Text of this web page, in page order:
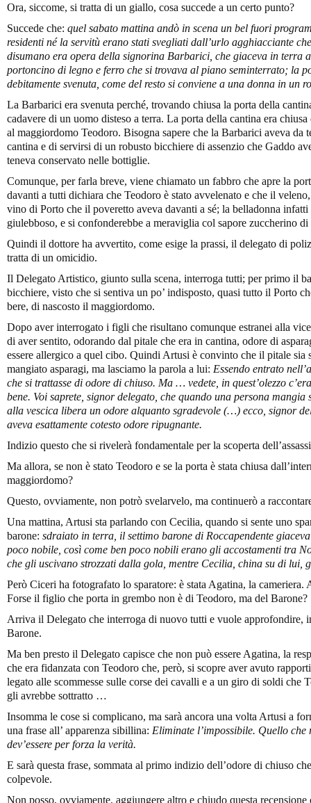
Ora, siccome, si tratta di un giallo, cosa succede a un certo punto?
Succede che: quel sabato mattina andò in scena un bel fuori
residenti né la servitù erano stati svegliati dall’urlo agghiacciante
disumano era opera della signorina Barbarici, che giaceva in terra
portoncino di legno e ferro che si trovava al piano seminterrato; la
debitamente svenuta, come del resto si conviene a una donna in un
La Barbarici era svenuta perché, trovando chiusa la porta della
cadavere di un uomo disteso a terra. La porta della cantina era
al maggiordomo Teodoro. Bisogna sapere che la Barbarici aveva da
cantina e di servirsi di un robusto bicchiere di assenzio che Gaddo
teneva conservato nelle bottiglie.
Comunque, per farla breve, viene chiamato un fabbro che apre la
davanti a tutti dichiara che Teodoro è stato avvelenato e che il
vino di Porto che il poveretto aveva davanti a sé; la belladonna
giulebboso, e si confonderebbe a meraviglia col sapore zuccherino
Quindi il dottore ha avvertito, come esige la prassi, il delegato di
tratta di un omicidio.
Il Delegato Artistico, giunto sulla scena, interroga tutti; per primo il
bicchiere, visto che si sentiva un po’ indisposto, quasi tutto il Porto
bere, di nascosto il maggiordomo.
Dopo aver interrogato i figli che risultano comunque estranei alla
di aver sentito, odorando dal pitale che era in cantina, odore di
essere allergico a quel cibo. Quindi Artusi è convinto che il pitale sia
mangiato asparagi, ma lasciamo la parola a lui: Essendo entrato
che si trattasse di odore di chiuso. Ma … vedete, in quest’olezzo
bene. Voi saprete, signor delegato, che quando una persona
alla vescica libera un odore alquanto sgradevole (…) ecco, signor
aveva esattamente cotesto odore ripugnante.
Indizio questo che si rivelerà fondamentale per la scoperta
Ma allora, se non è stato Teodoro e se la porta è stata chiusa
maggiordomo?
Questo, ovviamente, non potrò svelarvelo, ma continuerò a
Una mattina, Artusi sta parlando con Cecilia, quando si sente uno
barone: sdraiato in terra, il settimo barone di Roccapendente
poco nobile, così come ben poco nobili erano gli accostamenti tra
che gli uscivano strozzati dalla gola, mentre Cecilia, china su di lui,
Però Ciceri ha fotografato lo sparatore: è stata Agatina, la cameriera.
Forse il figlio che porta in grembo non è di Teodoro, ma del Barone?
Arriva il Delegato che interroga di nuovo tutti e vuole approfondire,
Barone.
Ma ben presto il Delegato capisce che non può essere Agatina, la
che era fidanzata con Teodoro che, però, si scopre aver avuto
legato alle scommesse sulle corse dei cavalli e a un giro di soldi che
gli avrebbe sottratto …
Insomma le cose si complicano, ma sarà ancora una volta Artusi a
una frase all’ apparenza sibillina: Eliminate l’impossibile. Quello
dev’essere per forza la verità.
E sarà questa frase, sommata al primo indizio dell’odore di chiuso
colpevole.
Non posso, ovviamente, aggiungere altro e chiudo questa